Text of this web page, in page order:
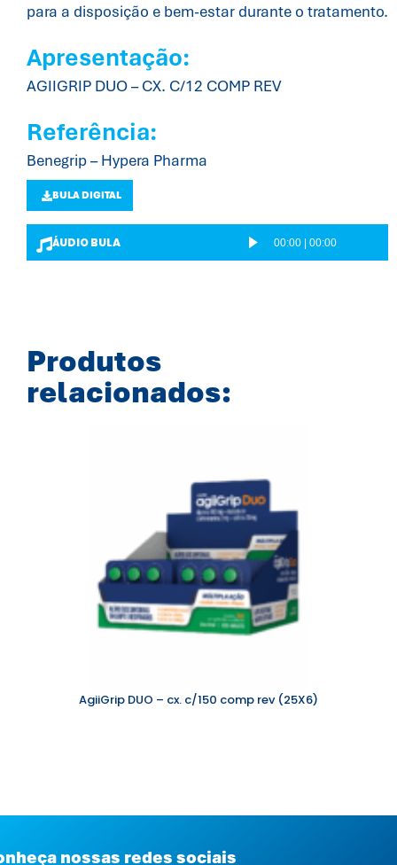
para a disposição e bem-estar durante o tratamento.
Apresentação:
AGIIGRIP DUO – CX. C/12 COMP REV
Referência:
Benegrip – Hypera Pharma
BULA DIGITAL
ÁUDIO BULA
T
d
i
o
00:00 | 00:00
Produtos
relacionados:
AgiiGrip DUO – cx. c/150 comp rev (25X6)
nossas redes sociais